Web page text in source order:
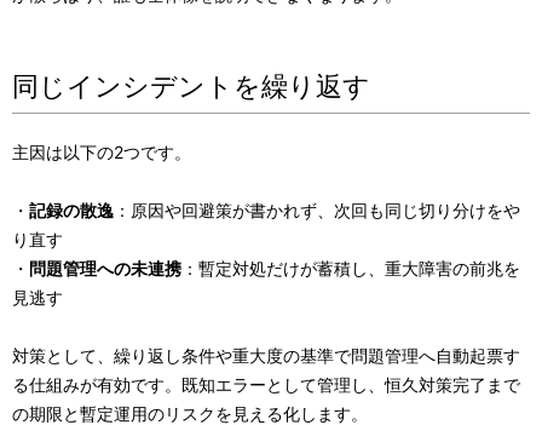
同じインシデントを繰り返す
主因は以下の2つです。
・ 記録の散逸 ：原因や回避策が書かれず、次回も同じ切り分けをや
り直す
・ 問題管理への未連携 ：暫定対処だけが蓄積し、重大障害の前兆を
見逃す
対策として、繰り返し条件や重大度の基準で問題管理へ自動起票す
る仕組みが有効です。既知エラーとして管理し、恒久対策完了まで
の期限と暫定運用のリスクを見える化します。